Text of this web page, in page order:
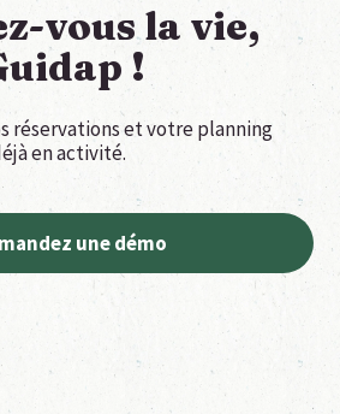
vous la vie,
!
réservations et votre planning
en activité.
une démo